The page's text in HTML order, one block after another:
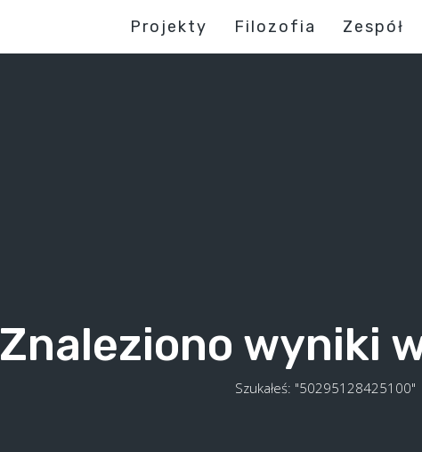
Projekty Filozofia Zespół
Znaleziono wyniki
Szukałeś: "50295128425100"